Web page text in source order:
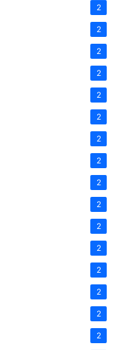
2
2
2
2
2
2
2
2
2
2
2
2
2
2
2
2